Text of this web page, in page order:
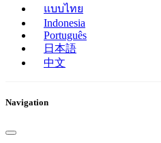
แบบไทย
Indonesia
Português
日本語
中文
Navigation